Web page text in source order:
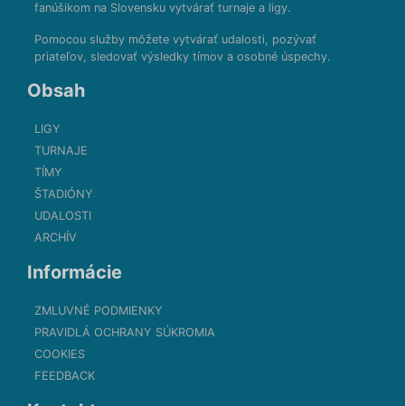
fanúšikom na Slovensku vytvárať turnaje a ligy.
Pomocou služby môžete vytvárať udalosti, pozývať
priateľov, sledovať výsledky tímov a osobné úspechy.
Obsah
LIGY
TURNAJE
TÍMY
ŠTADIÓNY
UDALOSTI
ARCHÍV
Informácie
ZMLUVNÉ PODMIENKY
PRAVIDLÁ OCHRANY SÚKROMIA
COOKIES
FEEDBACK